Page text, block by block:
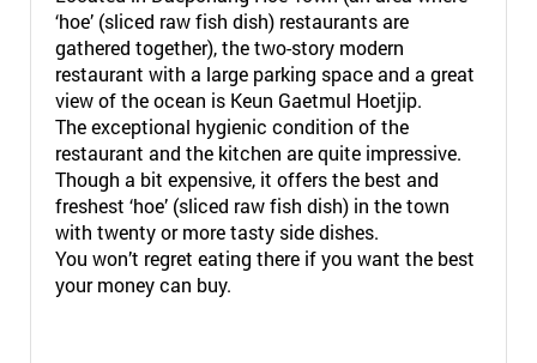
‘hoe’ (sliced raw fish dish) restaurants are
gathered together), the two-story modern
restaurant with a large parking space and a great
view of the ocean is Keun Gaetmul Hoetjip.
The exceptional hygienic condition of the
restaurant and the kitchen are quite impressive.
Though a bit expensive, it offers the best and
freshest ‘hoe’ (sliced raw fish dish) in the town
with twenty or more tasty side dishes.
You won’t regret eating there if you want the best
your money can buy.